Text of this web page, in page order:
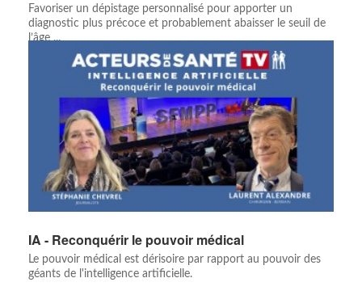
Favoriser un dépistage personnalisé pour apporter un
diagnostic plus précoce et probablement abaisser le seuil de
l’âge ...
IA - Reconquérir le pouvoir médical
Le pouvoir médical est dérisoire par rapport au pouvoir des
géants de l'intelligence artificielle.